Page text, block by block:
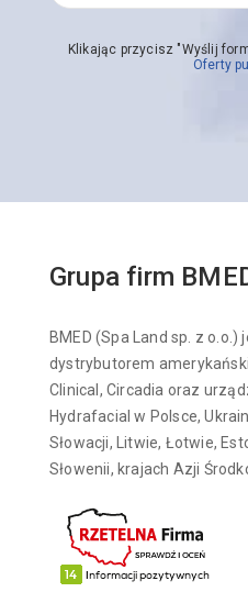
Klikając przycisz "Wyślij
Oferty
Grupa firm
BMED (Spa Land sp. z o.o.)
dystrybutorem
Clinical, Circadia oraz
Hydrafacial w Polsce,
Słowacji, Litwie, Łotwie,
Słowenii, krajach Azji